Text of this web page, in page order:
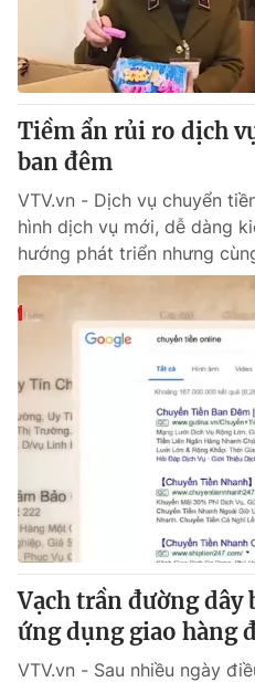
Tiềm ẩn rủi ro dịch
ban đêm
VTV.vn - Dịch vụ chuyển
hình dịch vụ mới, dễ dàng
hướng phát triển nhưng
Vạch trần đường dây
ứng dụng giao hàng
VTV.vn - Sau nhiều ngày